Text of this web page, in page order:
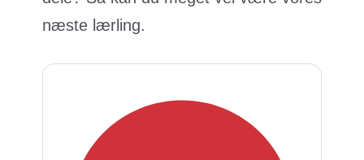
næste lærling.